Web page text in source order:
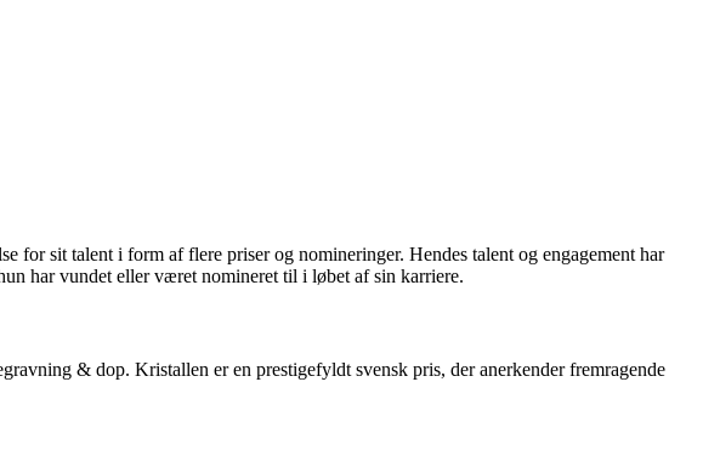
for sit talent i form af flere priser og nomineringer. Hendes talent og engagement har
har vundet eller været nomineret til i løbet af sin karriere.
& dop. Kristallen er en prestigefyldt svensk pris, der anerkender fremragende